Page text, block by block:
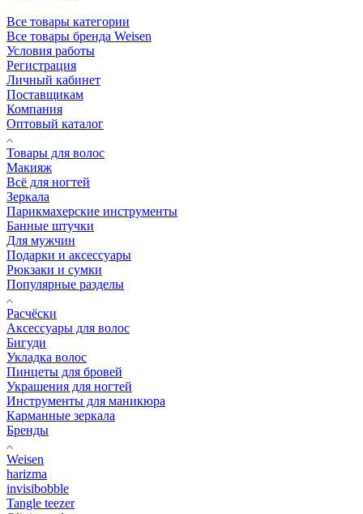
Все товары категории
Все товары бренда Weisen
Условия работы
Регистрация
Личный кабинет
Поставщикам
Компания
Оптовый каталог
Товары для волос
Макияж
Всё для ногтей
Зеркала
Парикмахерские инструменты
Банные штучки
Для мужчин
Подарки и аксессуары
Рюкзаки и сумки
Популярные разделы
Расчёски
Аксессуары для волос
Бигуди
Укладка волос
Пинцеты для бровей
Украшения для ногтей
Инструменты для маникюра
Карманные зеркала
Бренды
Weisen
harizma
invisibobble
Tangle teezer